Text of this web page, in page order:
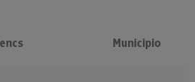
Municipio